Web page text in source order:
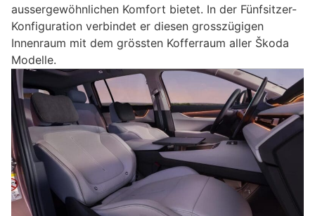
aussergewöhnlichen Komfort bietet. In der Fünfsitzer-
Konfiguration verbindet er diesen grosszügigen
Innenraum mit dem grössten Kofferraum aller Škoda
Modelle.